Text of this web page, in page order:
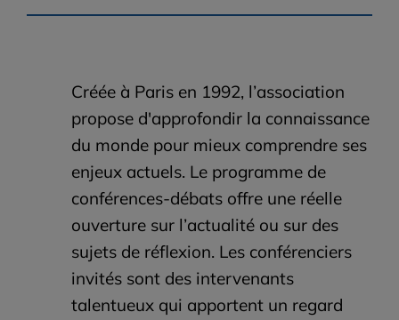
Créée à Paris en 1992, l’association
propose d'approfondir la connaissance
du monde pour mieux comprendre ses
enjeux actuels. Le programme de
conférences-débats offre une réelle
ouverture sur l’actualité ou sur des
sujets de réflexion. Les conférenciers
invités sont des intervenants
talentueux qui apportent un regard